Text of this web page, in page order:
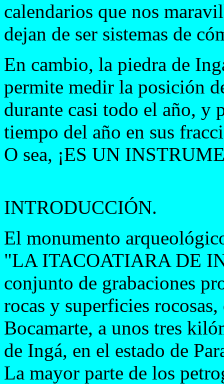
calendarios que nos
dejan de ser sistemas de
En cambio, la piedra de
permite medir la posición
durante casi todo el año, y
tiempo del año en sus
O sea, ¡ES UN
INTRODUCCIÓN.
El monumento
"LA ITACOATIARA DE
conjunto de grabaciones
rocas y superficies
Bocamarte, a unos tres
de Ingá, en el estado de
La mayor parte de los